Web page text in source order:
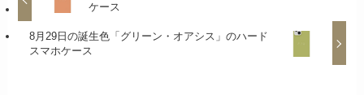
ケース
8月29日の誕生色「グリーン・オアシス」のハード
スマホケース